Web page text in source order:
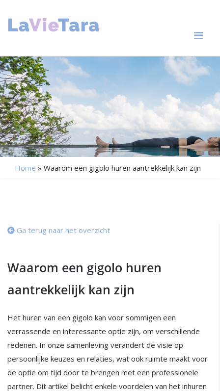
Home » Waarom een gigolo huren aantrekkelijk kan zijn
Ga terug naar het overzicht
Waarom een gigolo huren
aantrekkelijk kan zijn
Het huren van een gigolo kan voor sommigen een
verrassende en interessante optie zijn, om verschillende
redenen. In onze samenleving verandert de visie op
persoonlijke keuzes en relaties, wat ook ruimte maakt voor
de optie om tijd door te brengen met een professionele
partner. Dit artikel belicht enkele voordelen van het inhuren